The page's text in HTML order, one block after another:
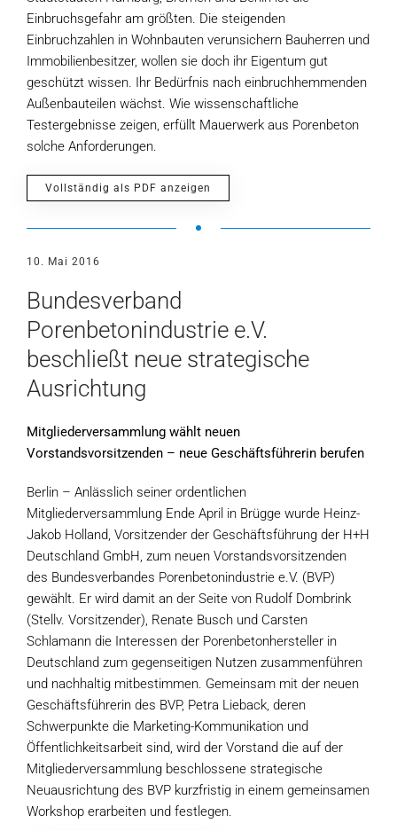
Einbruchsgefahr am größten. Die steigenden
Einbruchzahlen in Wohnbauten verunsichern Bauherren und
Immobilienbesitzer, wollen sie doch ihr Eigentum gut
geschützt wissen. Ihr Bedürfnis nach einbruchhemmenden
Außenbauteilen wächst. Wie wissenschaftliche
Testergebnisse zeigen, erfüllt Mauerwerk aus Porenbeton
solche Anforderungen.
Vollständig als PDF anzeigen
10. Mai 2016
Bundesverband
Porenbetonindustrie e.V.
beschließt neue strategische
Ausrichtung
Mitgliederversammlung wählt neuen
Vorstandsvorsitzenden – neue Geschäftsführerin berufen
Berlin – Anlässlich seiner ordentlichen
Mitgliederversammlung Ende April in Brügge wurde Heinz-
Jakob Holland, Vorsitzender der Geschäftsführung der H+H
Deutschland GmbH, zum neuen Vorstandsvorsitzenden
des Bundesverbandes Porenbetonindustrie e.V. (BVP)
gewählt. Er wird damit an der Seite von Rudolf Dombrink
(Stellv. Vorsitzender), Renate Busch und Carsten
Schlamann die Interessen der Porenbetonhersteller in
Deutschland zum gegenseitigen Nutzen zusammenführen
und nachhaltig mitbestimmen. Gemeinsam mit der neuen
Geschäftsführerin des BVP, Petra Lieback, deren
Schwerpunkte die Marketing-Kommunikation und
Öffentlichkeitsarbeit sind, wird der Vorstand die auf der
Mitgliederversammlung beschlossene strategische
Neuausrichtung des BVP kurzfristig in einem gemeinsamen
Workshop erarbeiten und festlegen.